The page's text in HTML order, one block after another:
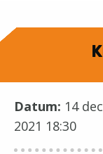
Datum: 14
2021 18:30